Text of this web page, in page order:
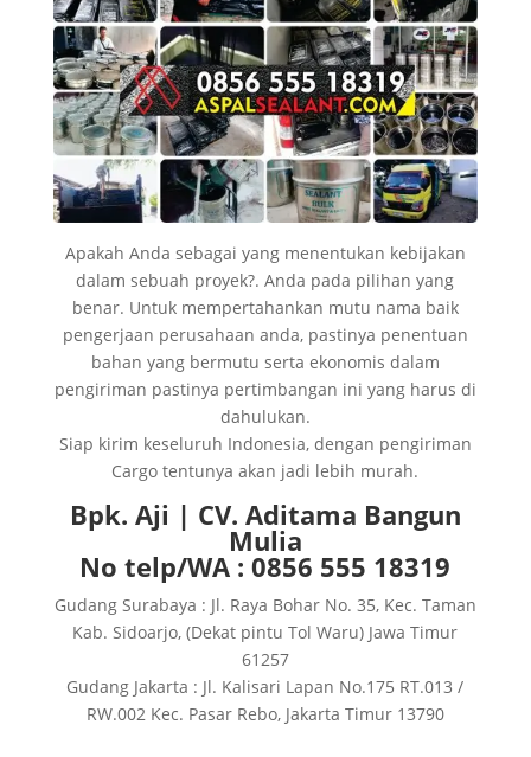
Apakah Anda sebagai yang menentukan kebijakan
dalam sebuah proyek?. Anda pada pilihan yang
benar. Untuk mempertahankan mutu nama baik
pengerjaan perusahaan anda, pastinya penentuan
bahan yang bermutu serta ekonomis dalam
pengiriman pastinya pertimbangan ini yang harus di
dahulukan.
Siap kirim keseluruh Indonesia, dengan pengiriman
Cargo tentunya akan jadi lebih murah.
Bpk. Aji | CV. Aditama Bangun
Mulia
No telp/WA : 0856 555 18319
Gudang Surabaya : Jl. Raya Bohar No. 35, Kec. Taman
Kab. Sidoarjo, (Dekat pintu Tol Waru) Jawa Timur
61257
Gudang Jakarta : Jl. Kalisari Lapan No.175 RT.013 /
RW.002 Kec. Pasar Rebo, Jakarta Timur 13790